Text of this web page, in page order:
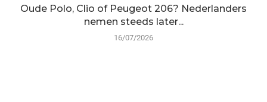
Oude Polo, Clio of Peugeot 206? Nederlanders
nemen steeds later...
16/07/2026